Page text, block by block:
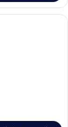
mit zwei Betten,